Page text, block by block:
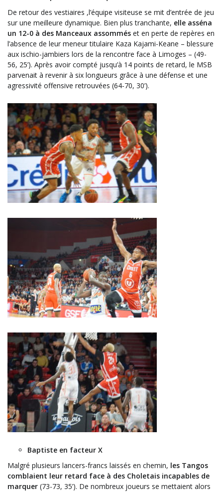
De retour des vestiaires ,l’équipe visiteuse se mit d’entrée de jeu
sur une meilleure dynamique. Bien plus tranchante, elle asséna
un 12-0 à des Manceaux assommés et en perte de repères en
l’absence de leur meneur titulaire Kaza Kajami-Keane – blessure
aux ischio-jambiers lors de la rencontre face à Limoges – (49-
56, 25’). Après avoir compté jusqu’à 14 points de retard, le MSB
parvenait à revenir à six longueurs grâce à une défense et une
agressivité offensive retrouvées (64-70, 30’).
Baptiste en facteur X
Malgré plusieurs lancers-francs laissés en chemin, les Tangos
comblaient leur retard face à des Choletais incapables de
marquer (73-73, 35’). De nombreux joueurs se mettaient alors